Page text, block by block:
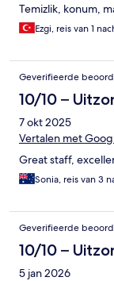
Temizlik, konum,
Ezgi, reis van 1
Geverifieerde
10/10 –
7 okt 2025
Vertalen met
Great staff,
Sonia, reis van 3
Geverifieerde
10/10 –
5 jan 2026